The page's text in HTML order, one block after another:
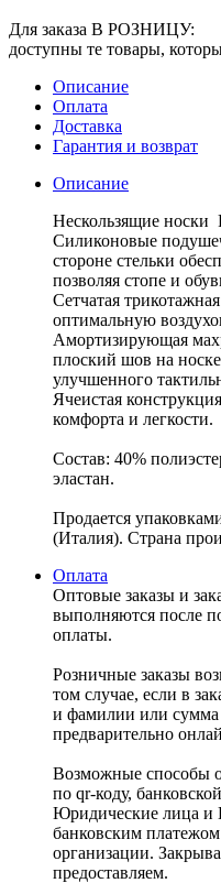
Для заказа В РОЗНИЦУ:
доступны те товары,
Описание
Оплата
Доставка
Гарантия и возврат
Описание
Нескользящие носки
Силиконовые
стороне стельки
позволяя стопе и
Сетчатая
оптимальную
Амортизирующая
плоский шов на
улучшенного
Ячеистая
комфорта и легкости.
Состав: 40%
эластан.
Продается
(Италия). Страна
Оплата
Оптовые заказы и
выполняются после
оплаты.
Розничные заказы
том случае, если в
и фамилии или сумма
предварительно
Возможные способы
по qr-коду,
Юридические лица и
банковским
организации.
предоставляем.